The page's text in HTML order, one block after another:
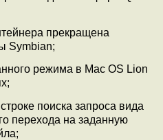
прекращена
Symbian;
режима в Mac OS Lion
поиска запроса вида
перехода на заданную